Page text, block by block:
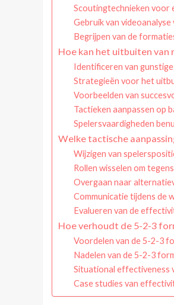
Scoutingtechnieken
Gebruik van
Begrijpen van de
Hoe kan het uitbuiten van
Identificeren van
Strategieën voor het
Voorbeelden van
Tactieken aanpassen op
Spelersvaardigheden
Welke tactische
Wijzigen van
Rollen wisselen om
Overgaan naar
Communicatie tijdens de
Evalueren van de
Hoe verhoudt de 5-2-3
Voordelen van de 5-2-3
Nadelen van de 5-2-3
Situational effectiveness
Case studies van